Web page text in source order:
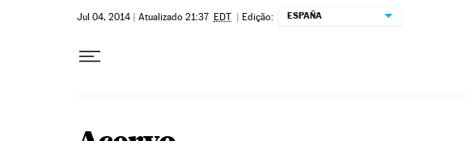
Jul 04, 2014 | Atualizado 21:37 EDT | Edição: ESPAÑA